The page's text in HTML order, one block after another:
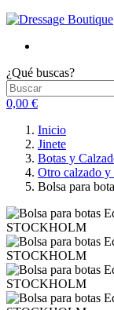
¿Qué buscas?
0,00 €
Inicio
Jinete
Botas y
Otro calzado y
Bolsa para